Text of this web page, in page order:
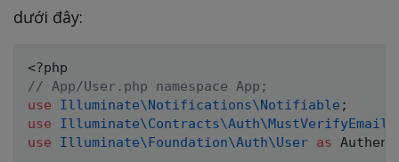
dưới đây:
<?php
// App/User.php namespace App;
use
Illuminate\Notifications\Notifiable ;
use
Illuminate\Contracts\Auth\MustVerifyEmail
use
Illuminate\Foundation\Auth\User as